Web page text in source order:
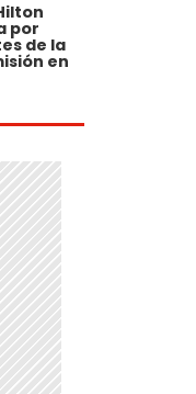
por
de la
en